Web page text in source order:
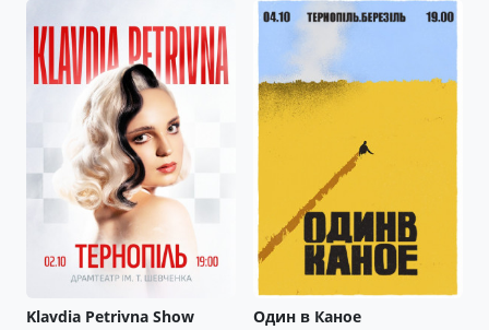
Klavdia Petrivna Show
Один в Каное